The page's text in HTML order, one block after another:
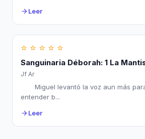
arrow_forward Leer
star_border star_border star_border star_border star_border
Sanguinaria Déborah: 1 La
Jf Ar
Miguel levantó la voz aun más
entender b...
arrow_forward Leer